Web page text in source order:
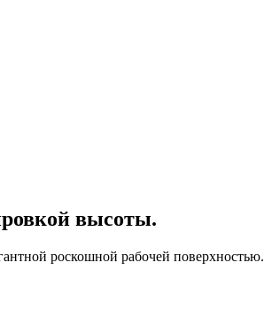
высоты.
роскошной рабочей поверхностью.